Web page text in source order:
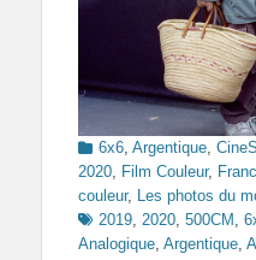
Categories
6x6, Argentique,
2020, Film Couleur,
couleur, Les photos du
2019, 2020, 500CM ,
Analogique, Argentique,